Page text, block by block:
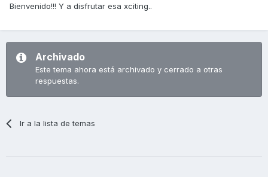
Bienvenido!!! Y a disfrutar esa xciting..
Archivado
Este tema ahora está archivado y cerrado a otras
respuestas.
Ir a la lista de temas